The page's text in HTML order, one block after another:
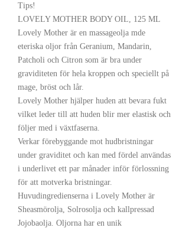
Tips!
LOVELY MOTHER BODY OIL, 125 ML
Lovely Mother är en massageolja mde
eteriska oljor från Geranium, Mandarin,
Patcholi och Citron som är bra under
graviditeten för hela kroppen och speciellt på
mage, bröst och lår.
Lovely Mother hjälper huden att bevara fukt
vilket leder till att huden blir mer elastisk och
följer med i växtfaserna.
Verkar förebyggande mot hudbristningar
under graviditet och kan med fördel användas
i underlivet ett par månader inför förlossning
för att motverka bristningar.
Huvudingredienserna i Lovely Mother är
Sheasmörolja, Solrosolja och kallpressad
Jojobaolja. Oljorna har en unik